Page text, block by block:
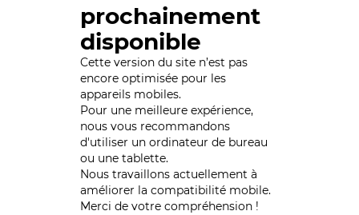
prochainement
disponible
Cette version du site n’est pas
encore optimisée pour les
appareils mobiles.
Pour une meilleure expérience,
nous vous recommandons
d'utiliser un ordinateur de bureau
ou une tablette.
Nous travaillons actuellement à
améliorer la compatibilité mobile.
Merci de votre compréhension !